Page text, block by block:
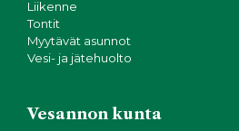
Liikenne
Tontit
Myytävät asunnot
Vesi- ja jätehuolto
Vesannon kunta